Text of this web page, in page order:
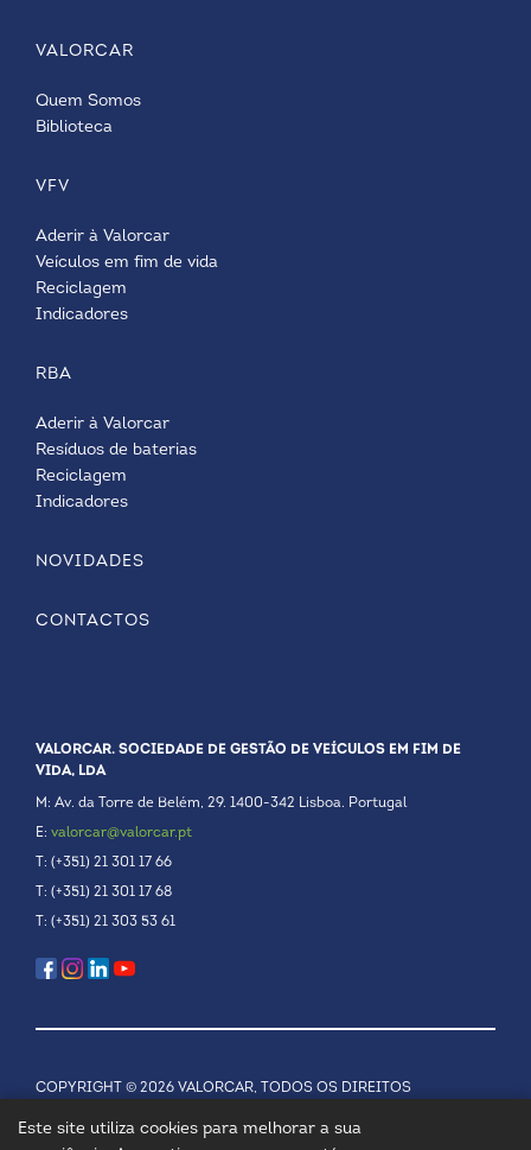
VALORCAR
Quem Somos
Biblioteca
VFV
Aderir à Valorcar
Veículos em fim de vida
Reciclagem
Indicadores
RBA
Aderir à Valorcar
Resíduos de baterias
Reciclagem
Indicadores
NOVIDADES
CONTACTOS
VALORCAR. SOCIEDADE DE GESTÃO DE VEÍCULOS EM FIM DE
VIDA, LDA
M: Av. da Torre de Belém, 29. 1400-342 Lisboa. Portugal
E: valorcar@valorcar.pt
T: (+351) 21 301 17 66
T: (+351) 21 301 17 68
T: (+351) 21 303 53 61
COPYRIGHT © 2026 VALORCAR, TODOS OS DIREITOS
Este site utiliza cookies para melhorar a sua